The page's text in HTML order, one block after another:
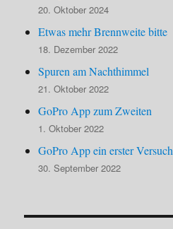
20. Oktober 2024
Etwas mehr Brennweite bitte
18. Dezember 2022
Spuren am Nachthimmel
21. Oktober 2022
GoPro App zum Zweiten
1. Oktober 2022
GoPro App ein erster Versuch
30. September 2022